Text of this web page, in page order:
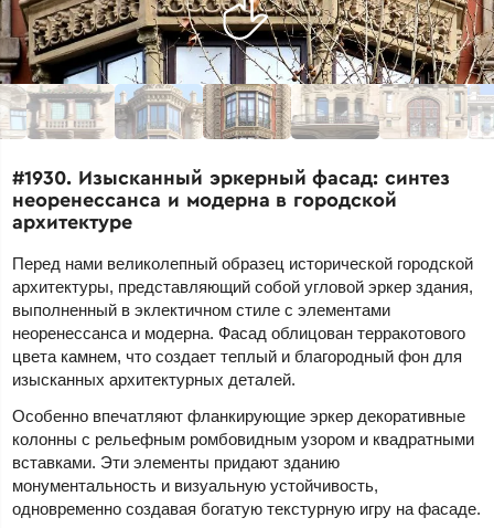
#1930. Изысканный эркерный фасад: синтез
неоренессанса и модерна в городской
архитектуре
Перед нами великолепный образец исторической городской
архитектуры, представляющий собой угловой эркер здания,
выполненный в эклектичном стиле с элементами
неоренессанса и модерна. Фасад облицован терракотового
цвета камнем, что создает теплый и благородный фон для
изысканных архитектурных деталей.
Особенно впечатляют фланкирующие эркер декоративные
колонны с рельефным ромбовидным узором и квадратными
вставками. Эти элементы придают зданию
монументальность и визуальную устойчивость,
одновременно создавая богатую текстурную игру на фасаде.